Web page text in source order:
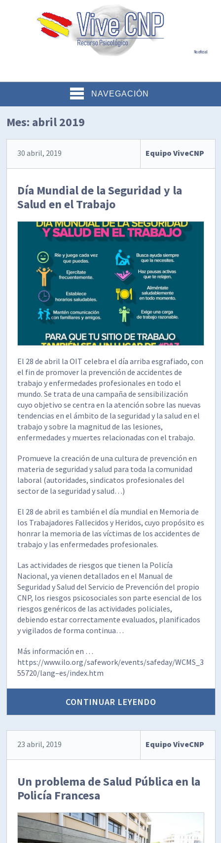
NAVEGACIÓN
Mes: abril 2019
30 abril, 2019 Equipo ViveCNP
Día Mundial de la Seguridad y la
Salud en el Trabajo
El 28 de abril la OIT celebra el día arriba esgrafiado, con
el fin de promover la prevención de accidentes de
trabajo y enfermedades profesionales en todo el
mundo. Se trata de una campaña de sensibilización
cuyo objetivo se centra en la atención sobre las nuevas
tendencias en el ámbito de la seguridad y la salud en el
trabajo y sobre la magnitud de las lesiones,
enfermedades y muertes relacionadas con el trabajo.
Promueve la creación de una cultura de prevención en
materia de seguridad y salud para toda la comunidad
laboral (autoridades, sindicatos profesionales del
sector de la seguridad y salud…)
El 28 de abril es también el día mundial en Memoria de
los Trabajadores Fallecidos y Heridos, cuyo propósito es
honrar la memoria de las víctimas de los accidentes de
trabajo y las enfermedades profesionales.
Las actividades de riesgos que tienen la Policía
Nacional, ya vienen detallados en el Manual de
Seguridad y Salud del Servicio de Prevención del propio
CNP, los riesgos psicosociales son parte esencial de los
riesgos genéricos de las actividades policiales,
debiendo estar correctamente evaluados, planificados
y vigilados de forma continua…
Más información en …
https://www.ilo.org/safework/events/safeday/WCMS_3
55720/lang–es/index.htm
CONTINUAR LEYENDO
23 abril, 2019 Equipo ViveCNP
Un problema de Salud Pública en la
Policía Francesa